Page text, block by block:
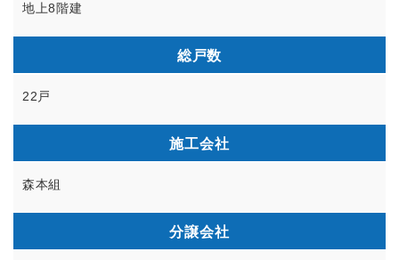
地上8階建
総戸数
22戸
施工会社
森本組
分譲会社